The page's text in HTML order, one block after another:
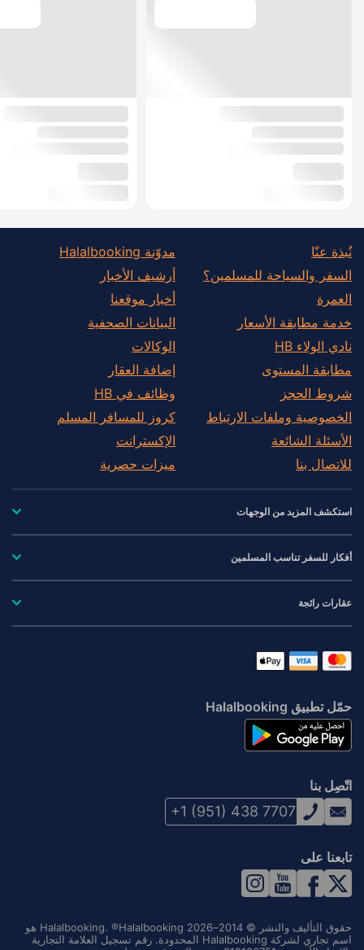
نُبذة عنّا
السفر والسياحة للمسلمين؟
العمرة
خدمة مطابقة الأسعار
نادي الولاء HB
مطابقة المستوى
شروط الحجز
الخصوصية وملفات الارتباط
الأسئلة الشائعة
للاتصال بنا
مدوّنة Halalbooking
أرشيف الأخبار
أخبار موقعنا
البيانات الصحفية
الوكالات
إضافة العقار
وظائف في HB
كروز للمسافر المسلم
الإكسترانت
ميزات حصرية
استكشف المزيد من الوجهات
أفكار للسفر تناسب المسلمين
عقارات رائجة
حمّل تطبيق Halalbooking
اتّصِل بنا
+1 (951) 438 7707
تابعنا على
حقوق التأليف والنشر © 2014–2026 Halalbooking. ®Halalbooking هو
اسم تجاري لشركة Halalbooking المحدودة. رقم تسجيل العلامة التجارية